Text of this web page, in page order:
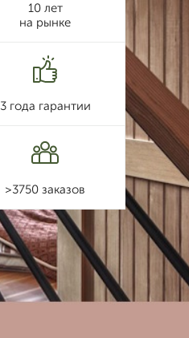
10 лет
на рынке
3 года гарантии
>3750 заказов